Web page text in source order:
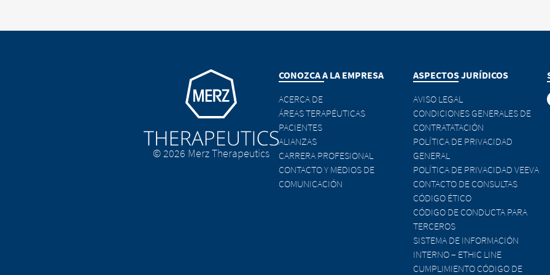
Go to homepage
© 2026 Merz Therapeutics
CONOZCA A LA EMPRESA
ACERCA DE
ÁREAS TERAPÉUTICAS
PACIENTES
ALIANZAS
CARRERA PROFESIONAL
CONTACTO Y MEDIOS DE
COMUNICACIÓN
ASPECTOS JURÍDICOS
AVISO LEGAL
CONDICIONES GENERALES DE
CONTRATATACIÓN
POLÍTICA DE PRIVACIDAD
GENERAL
POLÍTICA DE PRIVACIDAD VEEVA
CONTACTO DE CONSULTAS
CÓDIGO ÉTICO
CÓDIGO DE CONDUCTA PARA
TERCEROS
SISTEMA DE INFORMACIÓN
INTERNO – ETHIC LINE
CUMPLIMIENTO CÓDIGO DE